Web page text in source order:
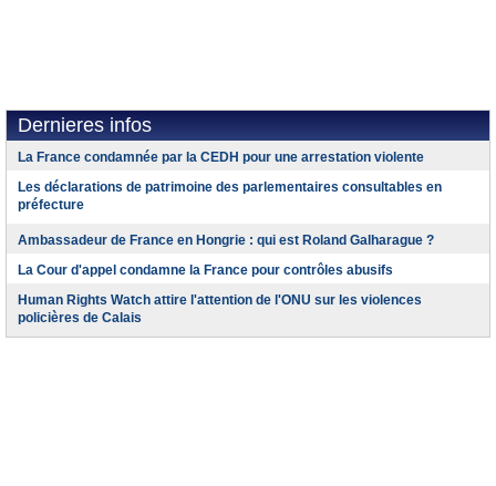
Dernieres infos
La France condamnée par la CEDH pour une arrestation violente
Les déclarations de patrimoine des parlementaires consultables en
préfecture
Ambassadeur de France en Hongrie : qui est Roland Galharague ?
La Cour d'appel condamne la France pour contrôles abusifs
Human Rights Watch attire l'attention de l'ONU sur les violences
policières de Calais